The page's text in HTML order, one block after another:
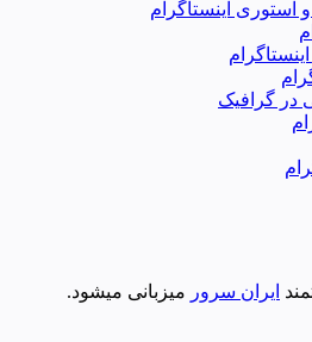
اینستاگرام
در گرافیک
ایران سرور میزبانی میشود.